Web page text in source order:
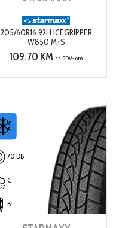
205/60R16 92H ICEGRIPPER
W850 M+S
109.70 KM sa PDV-om
70 DB
C
B